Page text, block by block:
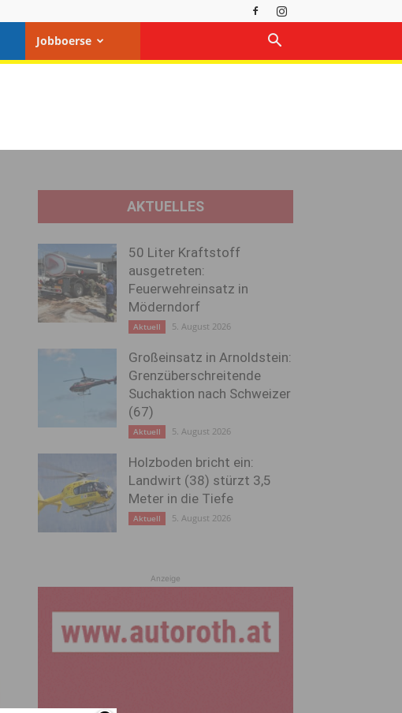
Jobboerse
AKTUELLES
50 Liter Kraftstoff
ausgetreten:
Feuerwehreinsatz in
Möderndorf
Aktuell 5. August 2026
Großeinsatz in Arnoldstein:
Grenzüberschreitende
Suchaktion nach Schweizer
(67)
Aktuell 5. August 2026
Holzboden bricht ein:
Landwirt (38) stürzt 3,5
Meter in die Tiefe
Aktuell 5. August 2026
Anzeige